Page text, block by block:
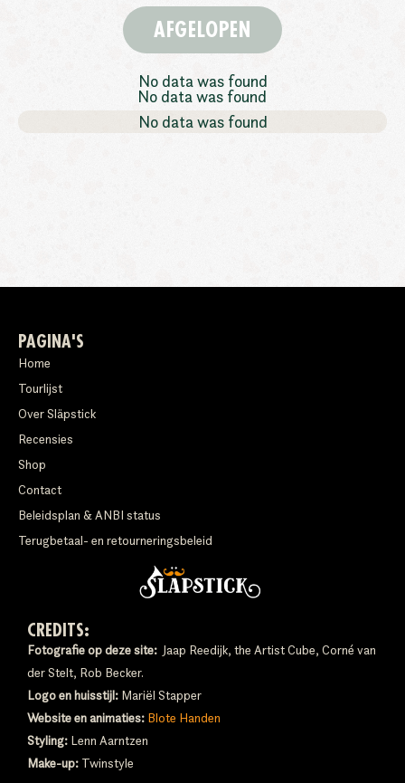
AFGELOPEN
No data was found
No data was found
No data was found
PAGINA'S
Home
Tourlijst
Over Släpstick
Recensies
Shop
Contact
Beleidsplan & ANBI status
Terugbetaal- en retourneringsbeleid
CREDITS:
Fotografie op deze site: Jaap Reedijk, the Artist Cube, Corné van
der Stelt, Rob Becker.
Logo en huisstijl: Mariël Stapper
Website en animaties: Blote Handen
Styling: Lenn Aarntzen
Make-up: Twinstyle